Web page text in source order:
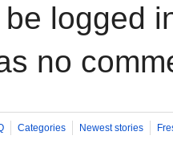
logged
no
Categories Newest stories